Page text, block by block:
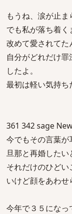
もうね、涙が止ま
でも私が落ち着く
改めて愛されてた
自分がどれだけ
したよ。
最初は軽い気持ち
361 342 sage
今でもその言葉が
旦那と再婚したい
それだけのひど
いけど顔をあわせ
今年で３５にな